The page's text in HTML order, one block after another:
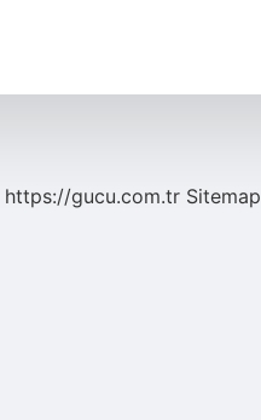
https://gucu.com.tr Sitemap